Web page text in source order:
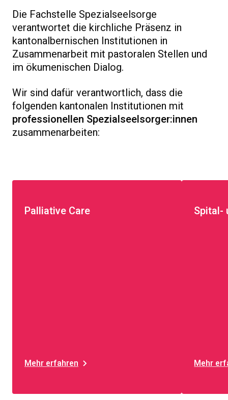
Die Fachstelle Spezialseelsorge
verantwortet die kirchliche Präsenz in
kantonalbernischen Institutionen in
Zusammenarbeit mit pastoralen Stellen und
im ökumenischen Dialog.
Wir sind dafür verantwortlich, dass die
folgenden kantonalen Institutionen mit
professionellen Spezialseelsorger:innen
zusammenarbeiten:
Palliative Care
Mehr erfahren
Spital-
Mehr